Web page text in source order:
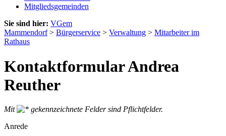
Mitgliedsgemeinden
Sie sind hier: VGem
Mammendorf> Bürgerservice > Verwaltung > Mitarbeiter im
Rathaus
Kontaktformular Andrea
Reuther
Mit
gekennzeichnete Felder sind Pflichtfelder.
Anrede